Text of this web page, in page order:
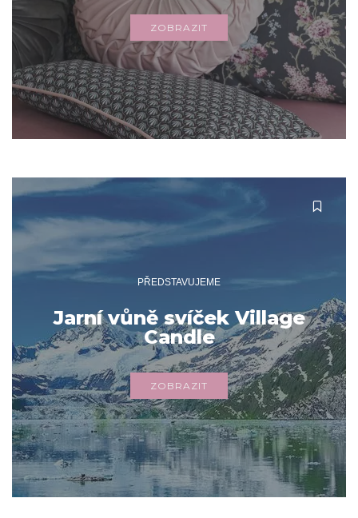
ZOBRAZIT
PŘEDSTAVUJEME
Jarní vůně svíček Village
Candle
ZOBRAZIT